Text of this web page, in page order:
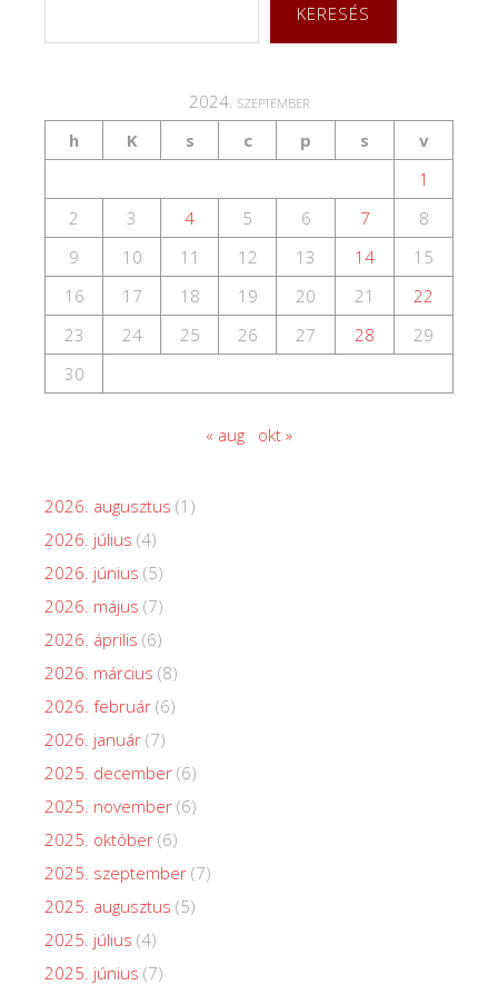
KERESÉS
2024. szeptember
h
K s c p s
v
1
2
3 4 5 6 7
8
9
10 11 12 13 14
15
16
17 18 19 20 21
22
23
24 25 26 27 28
29
30
« aug okt »
2026. augusztus (1)
2026. július (4)
2026. június (5)
2026. május (7)
2026. április (6)
2026. március (8)
2026. február (6)
2026. január (7)
2025. december (6)
2025. november (6)
2025. október (6)
2025. szeptember (7)
2025. augusztus (5)
2025. július (4)
2025. június (7)